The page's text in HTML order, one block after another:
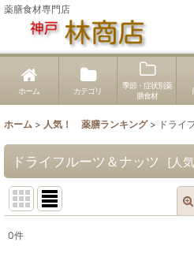
薬膳食材専門店
ホーム カテゴリ
季節・症状別薬
膳食材
ホーム > 人気！ 薬膳ランキング > ドライ
ドライフルーツ＆ナッツ [人
0件